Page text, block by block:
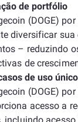
de portfólio
(DOGE)
diversificar sua
– reduzindo
de
de uso
(DOGE)
acesso a